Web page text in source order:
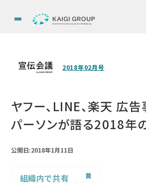
2018年02月号
ヤフー、LINE、楽天 広
パーソンが語る2018年
公開日:2018年1月11日
組織内で共有